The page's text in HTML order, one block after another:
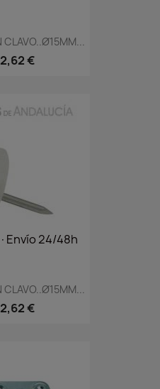
2,62 €
24/48h
CLAVO..Ø15MM...
2,62 €